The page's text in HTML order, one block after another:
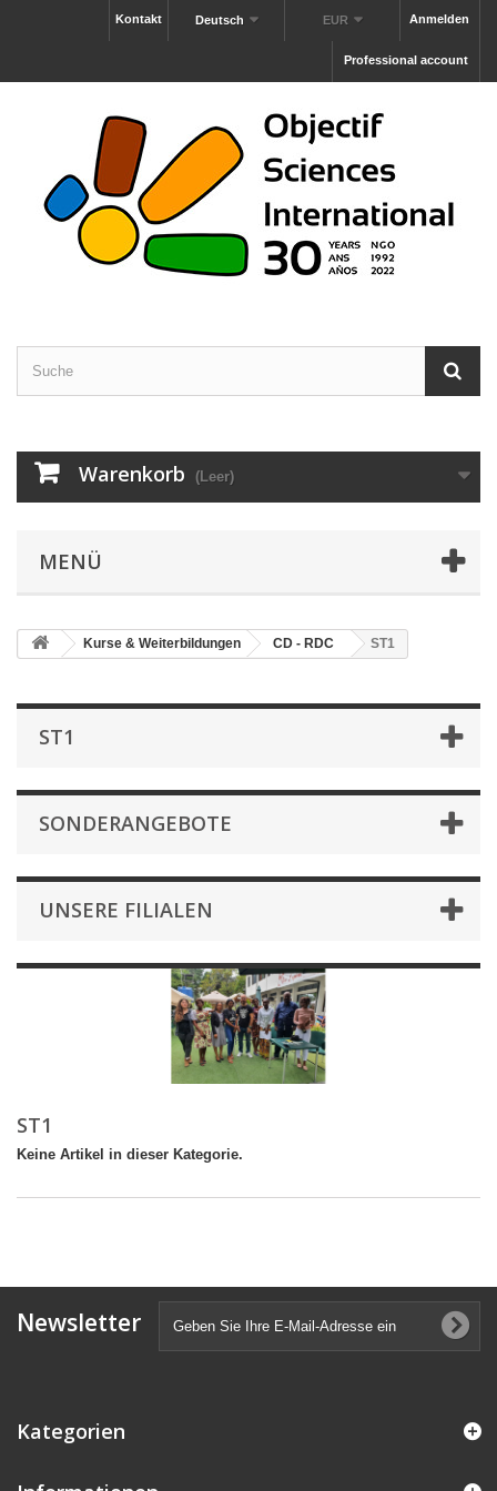
Anmelden
EUR
Deutsch
Kontakt
Professional account
Warenkorb (Leer)
MENÜ
Kurse & Weiterbildungen CD - RDC ST1
ST1
SONDERANGEBOTE
UNSERE FILIALEN
ST1
Keine Artikel in dieser Kategorie.
Newsletter
Kategorien